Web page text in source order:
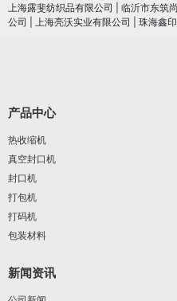
上海露斐纺织品有限公司
临沂市东筑
公司
上海亮沃实业有限公司 珠海鑫
产品中心
热收缩机
真空封口机
封口机
打包机
打码机
包装材料
新闻资讯